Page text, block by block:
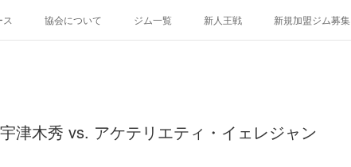
ス 協会について ジム一覧 新人王戦 新規加盟ジム募集
宇津木秀 vs. アケテリエティ・イェレジャン